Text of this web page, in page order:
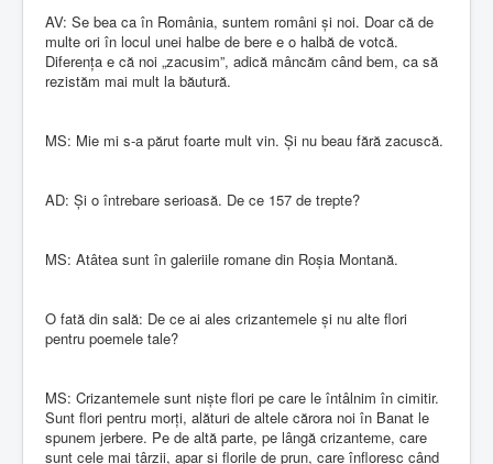
AV: Se bea ca în România, suntem români și noi. Doar că de
multe ori în locul unei halbe de bere e o halbă de votcă.
Diferența e că noi „zacusim”, adică mâncăm când bem, ca să
rezistăm mai mult la băutură.
MS: Mie mi s-a părut foarte mult vin. Și nu beau fără zacuscă.
AD: Și o întrebare serioasă. De ce 157 de trepte?
MS: Atâtea sunt în galeriile romane din Roșia Montană.
O fată din sală: De ce ai ales crizantemele și nu alte flori
pentru poemele tale?
MS: Crizantemele sunt niște flori pe care le întâlnim în cimitir.
Sunt flori pentru morți, alături de altele cărora noi în Banat le
spunem jerbere. Pe de altă parte, pe lângă crizanteme, care
sunt cele mai târzii, apar și florile de prun, care înfloresc când